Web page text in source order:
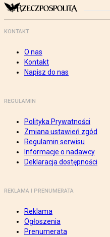
KONTAKT
O nas
Kontakt
Napisz do nas
REGULAMIN
Polityka Prywatności
Zmiana ustawień zgód
Regulamin serwisu
Informacje o nadawcy
Deklaracja dostępności
REKLAMA I PRENUMERATA
Reklama
Ogłoszenia
Prenumerata